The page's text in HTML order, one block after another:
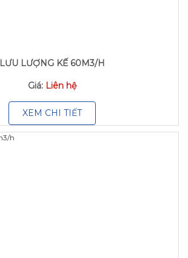
LƯU LƯỢNG KẾ 60M3/H
Giá: Liên hệ
XEM CHI TIẾT